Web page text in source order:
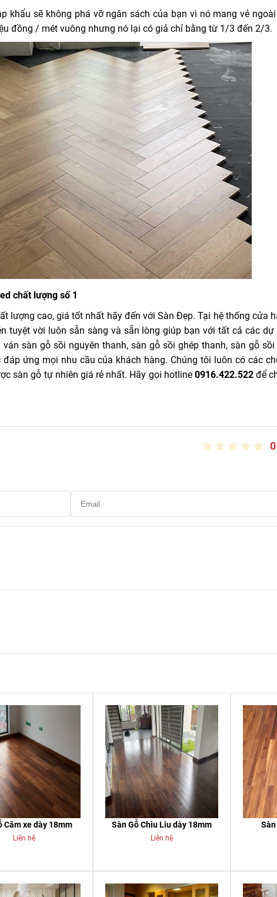
khẩu sẽ không phá vỡ ngân sách của bạn vì nó mang vẻ
đồng / mét vuông nhưng nó lại có giả chỉ bằng từ 1/3 đến 2/3.
chất lượng số 1
lượng cao, giá tốt nhất hãy đến với Sàn Đẹp. Tại hệ thống cửa
tuyệt vời luôn sẵn sàng và sẵn lòng giúp bạn với tất cả các dự
sàn gỗ sồi nguyên thanh, sàn gỗ sồi ghép thanh, sàn gỗ
ứng mọi nhu cầu của khách hàng. Chúng tôi luôn có các
sàn gỗ tự nhiên giá rẻ nhất. Hãy gọi hotline 0916.422.522để
Căm xe dày 18mm
Liên hệ
Sàn Gỗ Chiu Liu dày 18mm
Liên hệ